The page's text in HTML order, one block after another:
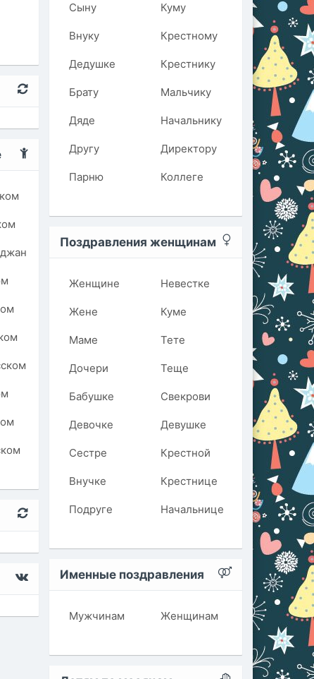
Сыну
Внуку
Дедушке
Брату
Дяде
Другу
Парню
Куму
Крестному
Крестнику
Мальчику
Начальнику
Директору
Коллеге
Поздравления женщинам
Женщине
Жене
Маме
Дочери
Бабушке
Девочке
Сестре
Внучке
Подруге
Невестке
Куме
Тете
Теще
Свекрови
Девушке
Крестной
Крестнице
Начальнице
Именные поздравления
Мужчинам Женщинам